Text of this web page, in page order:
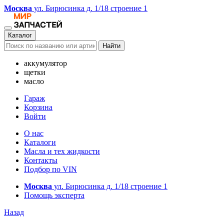
Москва ул. Бирюсинка д. 1/18 строение 1
Каталог
Найти
аккумулятор
щетки
масло
Гараж
Корзина
Войти
О нас
Каталоги
Масла и тех жидкости
Контакты
Подбор по VIN
Москва ул. Бирюсинка д. 1/18 строение 1
Помощь эксперта
Назад